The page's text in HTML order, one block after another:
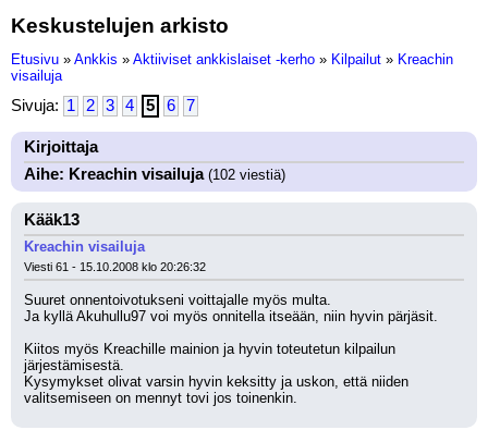
Keskustelujen arkisto
Etusivu » Ankkis » Aktiiviset ankkislaiset -kerho » Kilpailut » Kreachin
visailuja
Sivuja: 1 2 3 4 5 6 7
Kirjoittaja
Aihe: Kreachin visailuja(102 viestiä)
Kääk13
Kreachin visailuja
Viesti 61 - 15.10.2008 klo 20:26:32
Suuret onnentoivotukseni voittajalle myös multa.
Ja kyllä Akuhullu97 voi myös onnitella itseään, niin hyvin pärjäsit.
Kiitos myös Kreachille mainion ja hyvin toteutetun kilpailun
järjestämisestä.
Kysymykset olivat varsin hyvin keksitty ja uskon, että niiden
valitsemiseen on mennyt tovi jos toinenkin.